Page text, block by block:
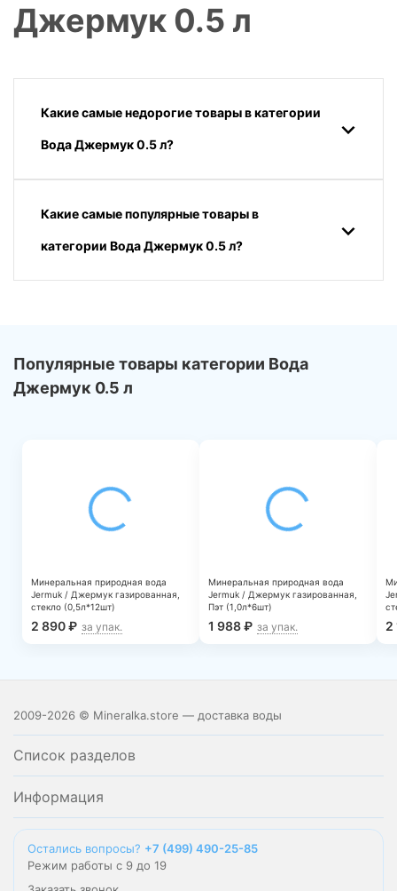
Джермук 0.5 л
Какие самые недорогие товары в категории
Вода Джермук 0.5 л?
Какие самые популярные товары в
категории Вода Джермук 0.5 л?
Популярные товары категории Вода
Джермук 0.5 л
Минеральная природная вода
Jermuk / Джермук газированная,
стекло (0,5л*12шт)
2 890₽ за упак.
Минеральная природная вода
Jermuk / Джермук газированная,
Пэт (1,0л*6шт)
1 988₽ за упак. 2
2009-2026 © Mineralka.store — доставка воды
Список разделов
Информация
Остались вопросы? +7 (499) 490-25-85
Режим работы с 9 до 19